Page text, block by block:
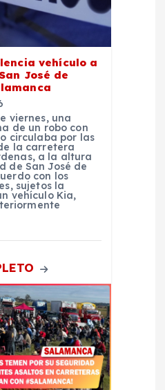
vehículo a
José de
viernes, una
de un robo con
circulaba por las
la carretera
a la altura
de San José de
con los
sujetos la
vehículo Kia,